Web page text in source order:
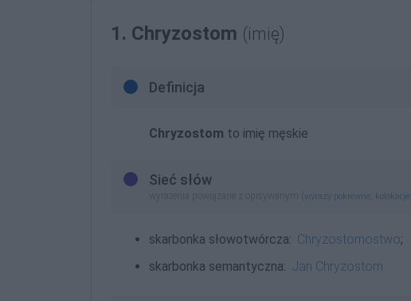
1. Chryzostom (imię)
Definicja
Chryzostom to imię męskie
Sieć słów
wyrażenia powiązane z opisywanym ( wyrazy pokrewne kolokacje
skarbonka słowotwórcza: Chryzostomostwo;
skarbonka semantyczna: Jan Chryzostom